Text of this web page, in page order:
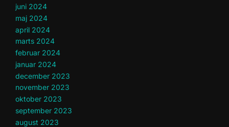
juni 2024
maj 2024
april 2024
marts 2024
februar 2024
januar 2024
december 2023
november 2023
oktober 2023
september 2023
august 2023